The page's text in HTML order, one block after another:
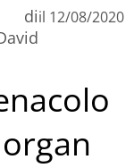
diil 12/08/2020